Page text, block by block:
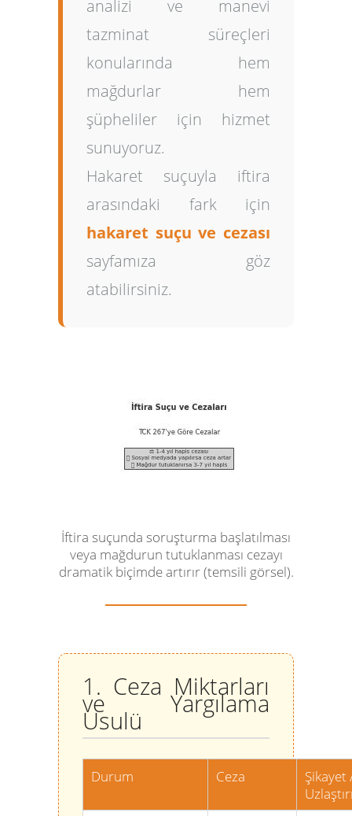
analizi ve manevi
tazminat süreçleri
konularında hem
mağdurlar hem
şüpheliler için hizmet
sunuyoruz.
Hakaret suçuyla iftira
arasındaki fark için
hakaret suçu ve cezası
sayfamıza göz
atabilirsiniz.
İftira suçunda soruşturma başlatılması
veya mağdurun tutuklanması cezayı
dramatik biçimde artırır (temsili görsel).
1. Ceza Miktarları
ve Yargılama
Usulü
Durum Ceza
Şikayet